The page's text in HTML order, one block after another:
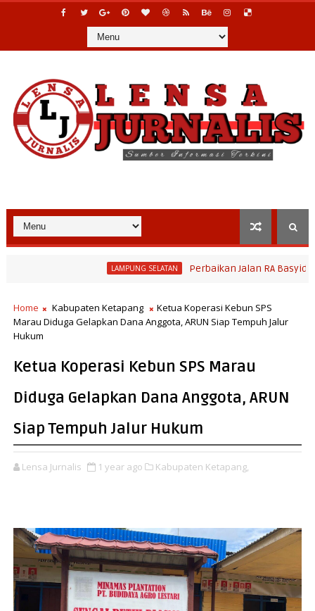
LAMPUNG SELATAN Perbaikan Jalan RA Basyid Segera
Home Kabupaten Ketapang
Ketua Koperasi Kebun SPS
Marau Diduga Gelapkan Dana Anggota, ARUN Siap Tempuh Jalur
Hukum
Ketua Koperasi Kebun SPS Marau
Diduga Gelapkan Dana Anggota, ARUN
Siap Tempuh Jalur Hukum
Lensa Jurnalis 1 year ago Kabupaten Ketapang,